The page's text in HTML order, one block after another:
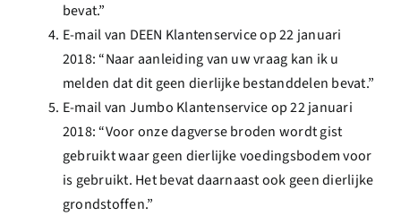
bevat.”
E-mail van DEEN Klantenservice op 22 januari
2018: “Naar aanleiding van uw vraag kan ik u
melden dat dit geen dierlijke bestanddelen bevat.”
E-mail van Jumbo Klantenservice op 22 januari
2018: “Voor onze dagverse broden wordt gist
gebruikt waar geen dierlijke voedingsbodem voor
is gebruikt. Het bevat daarnaast ook geen dierlijke
grondstoffen.”